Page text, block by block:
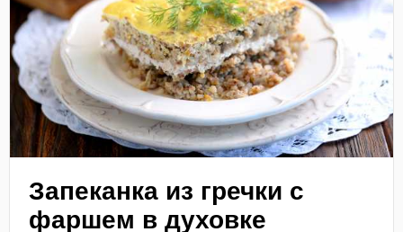
Запеканка из гречки с
фаршем в духовке